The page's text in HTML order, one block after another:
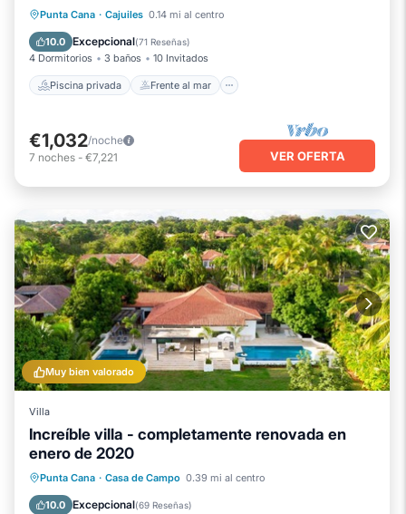
Punta Cana · Cajuiles 0.14 mi al centro
10.0 Excepcional(71 Reseñas)
4 Dormitorios 3 baños 10 Invitados
Piscina privada Frente al mar
Piscina privada
Frente al mar
Bañera de hidromasaje
€1,032/noche
7 noches - €7,221 VER OFERTA
Muy bien valorado
Villa
Increíble villa - completamente renovada en
enero de 2020
Punta Cana · Casa de Campo 0.39 mi al centro
10.0 Excepcional(69 Reseñas)
Piscina privada
Bañera de hidromasaje
Aparcamiento